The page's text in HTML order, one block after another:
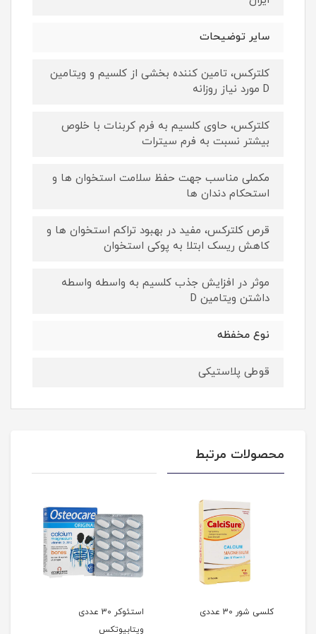
سایر توضیحات
کلترکس، تامین کننده بخشی از کلسیم و ویتامین
D مورد نیاز روزانه
کلترکس، حاوی کلسیم به فرم کربنات با خلوص
بیشتر نسبت به فرم سیترات
مکملی مناسب جهت حفظ سلامت استخوان ها و
استحکام دندان ها
قرص کلترکس، مفید در بهبود تراکم استخوان ها و
کاهش ریسک ابتلا به پوکی استخوان
موثر در افزایش جذب کلسیم به واسطه واسطه
داشتن ویتامین D
نوع مخفظه
قوطی پلاستیکی
محصولات مرتبط
کلسی شور 30 عددی
استئوکر 30 عددی
ویتابیوتکس